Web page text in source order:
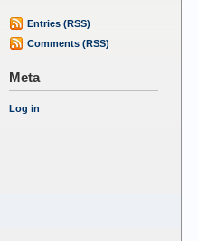
Entries (RSS)
Comments (RSS)
Meta
Log in